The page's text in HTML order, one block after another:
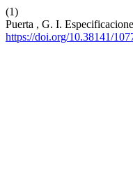
(1)
Puerta , G. I.
https://doi.org/10.38141/